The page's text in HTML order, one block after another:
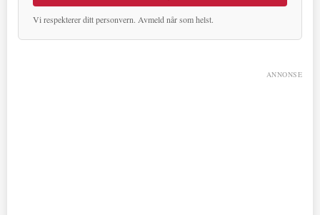
Vi respekterer ditt personvern. Avmeld når som helst.
ANNONSE